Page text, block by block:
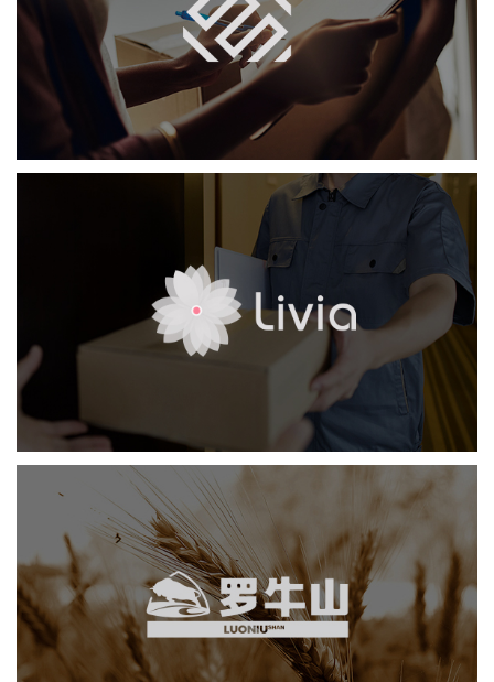
轻工食品 电商网站 APP
livia
医药医疗 电商网站 品牌官网
网站建设
罗牛山
轻工食品 集团站群 品牌官网
网站建设
网页设计